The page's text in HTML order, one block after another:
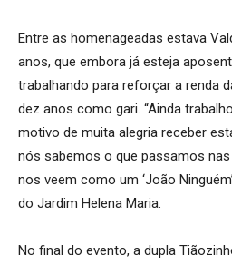
Entre as homenageadas estava
anos, que embora já esteja
trabalhando para reforçar a renda
dez anos como gari. “Ainda
motivo de muita alegria receber
nós sabemos o que passamos
nos veem como um ‘João
do Jardim Helena Maria.
No final do evento, a dupla